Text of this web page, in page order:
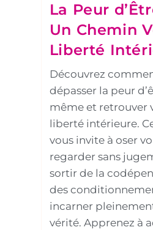
La Peur
Un Chemin
Liberté
Découvrez
dépasser la peur
même et retrouver
liberté intérieure.
vous invite à oser
regarder sans
sortir de la
des
incarner
vérité. Apprenez à